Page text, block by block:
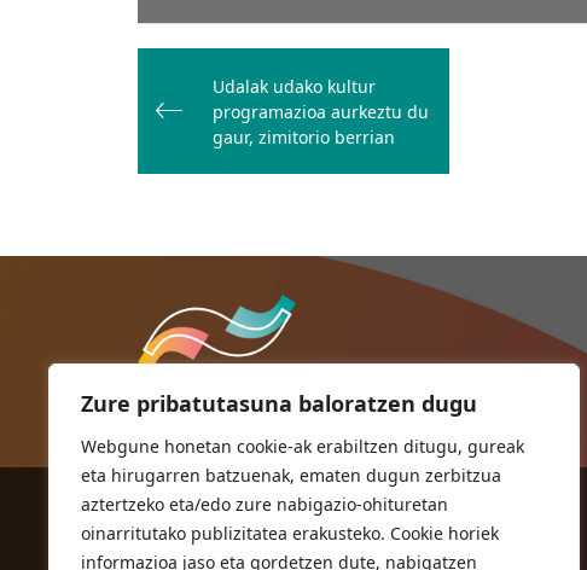
Zure pribatutasuna baloratzen dugu
Webgune honetan cookie-ak erabiltzen ditugu, gureak
eta hirugarren batzuenak, ematen dugun zerbitzua
aztertzeko eta/edo zure nabigazio-ohituretan
oinarritutako publizitatea erakusteko. Cookie horiek
informazioa jaso eta gordetzen dute, nabigatzen
Bidalketetan
zehar
nabigatu
Udalak udako kultur
programazioa aurkeztu du
gaur, zimitorio berrian
ORIOKO UDALA
Herriko plaza,1